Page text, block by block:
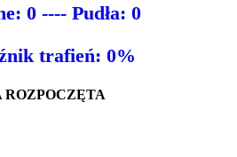
0 ---- Pudła: 0
trafień: 0%
ROZPOCZĘTA